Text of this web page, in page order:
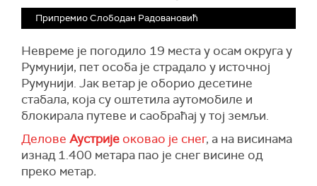
Око 17.000 домаћинстава у том округу остало
је без струје и телефонског домета, а приступ
пресечен, рекао је Тус.
Клоцко, град од око 25.000 становника,
делимично је под водом пошто је речни
водостај достигао висину од 665 центиметара,
што је знатно изнад алармантног нивоа од 240
центиметара и више од рекордних вредности
забележених у време обилних поплава 1997.
године када је 56 људи изгубило живот.
Припремио Слободан Радовановић
Невреме је погодило 19 места у осам округа у
Румунији, пет особа је страдало у источној
Румунији. Јак ветар је оборио десетине
стабала, која су оштетила аутомобиле и
блокирала путеве и саобраћај у тој земљи.
Делове Аустрије оковао је снег, а на висинама
изнад 1.400 метара пао је снег висине од
преко метар.